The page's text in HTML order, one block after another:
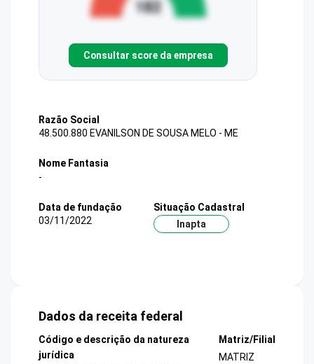
Consultar score da empresa
Razão Social
48.500.880 EVANILSON DE SOUSA MELO - ME
Nome Fantasia
-
Data de fundação
03/11/2022
Situação Cadastral
Inapta
Dados da receita federal
Código e descrição da natureza
jurídica
Matriz/Filial
MATRIZ